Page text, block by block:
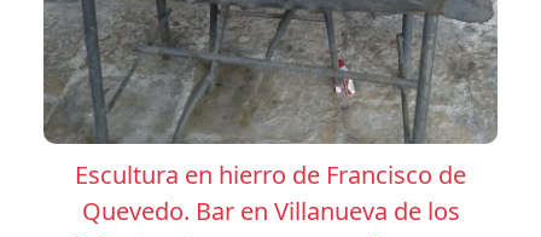
Escultura en hierro de Francisco de
Quevedo. Bar en Villanueva de los